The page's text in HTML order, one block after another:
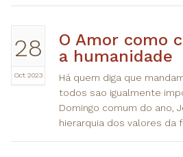
28
Oct 2023
O Amor como
a humanidade
Há quem diga que
todos sao igualmente
Domingo comum do ano,
hierarquia dos valores da